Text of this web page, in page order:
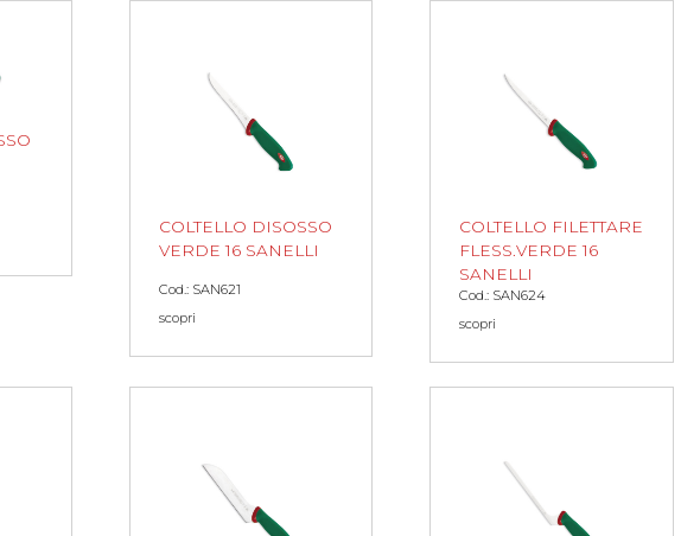
COLTELLO DISOSSO
VERDE 16 SANELLI
Cod.: SAN621
scopri
COLTELLO FILETTARE
FLESS.VERDE 16
SANELLI
Cod.: SAN624
scopri